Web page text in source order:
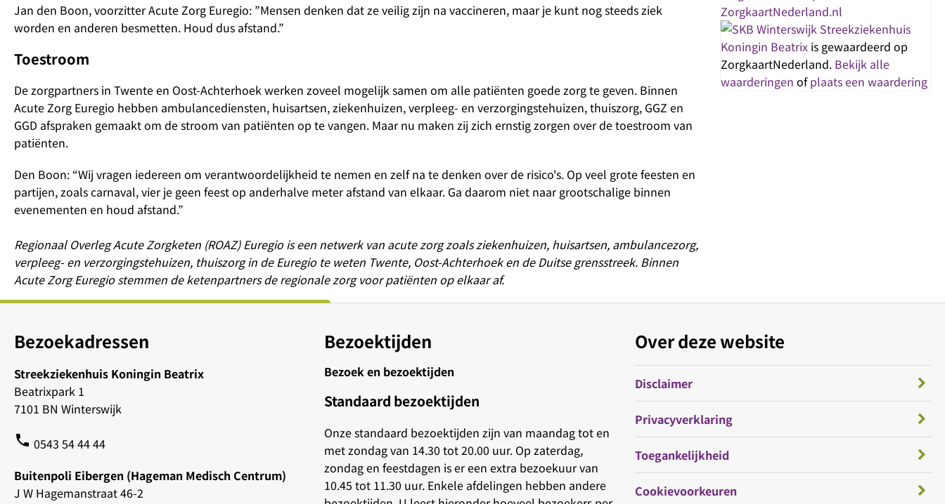
Jan den Boon, voorzitter Acute Zorg Euregio: ”Mensen denken dat ze veilig zijn na vaccineren, maar je kunt nog steeds ziek
worden en anderen besmetten. Houd dus afstand.”
Toestroom
De zorgpartners in Twente en Oost-Achterhoek werken zoveel mogelijk samen om alle patiënten goede zorg te geven. Binnen
Acute Zorg Euregio hebben ambulancediensten, huisartsen, ziekenhuizen, verpleeg- en verzorgingstehuizen, thuiszorg, GGZ en
GGD afspraken gemaakt om de stroom van patiënten op te vangen. Maar nu maken zij zich ernstig zorgen over de toestroom van
patiënten.
Den Boon: “Wij vragen iedereen om verantwoordelijkheid te nemen en zelf na te denken over de risico's. Op veel grote feesten en
partijen, zoals carnaval, vier je geen feest op anderhalve meter afstand van elkaar. Ga daarom niet naar grootschalige binnen
evenementen en houd afstand.”
Regionaal Overleg Acute Zorgketen (ROAZ) Euregio is een netwerk van acute zorg zoals ziekenhuizen, huisartsen, ambulancezorg,
verpleeg- en verzorgingstehuizen, thuiszorg in de Euregio te weten Twente, Oost-Achterhoek en de Duitse grensstreek. Binnen
Acute Zorg Euregio stemmen de ketenpartners de regionale zorg voor patiënten op elkaar af.
Streekziekenhuis
Koningin Beatrix is gewaardeerd op
ZorgkaartNederland. Bekijk alle
waarderingen ofplaats een waardering
Bezoekadressen
Streekziekenhuis Koningin Beatrix
Beatrixpark 1
7101 BN Winterswijk
phone 0543 54 44 44
Buitenpoli Eibergen (Hageman Medisch Centrum)
J W Hagemanstraat 46-2
Bezoektijden
Bezoek en bezoektijden
Standaard bezoektijden
Onze standaard bezoektijden zijn van maandag tot en
met zondag van 14.30 tot 20.00 uur. Op zaterdag,
zondag en feestdagen is er een extra bezoekuur van
10.45 tot 11.30 uur. Enkele afdelingen hebben andere
Over deze website
Disclaimer
Privacyverklaring
Toegankelijkheid
Cookievoorkeuren